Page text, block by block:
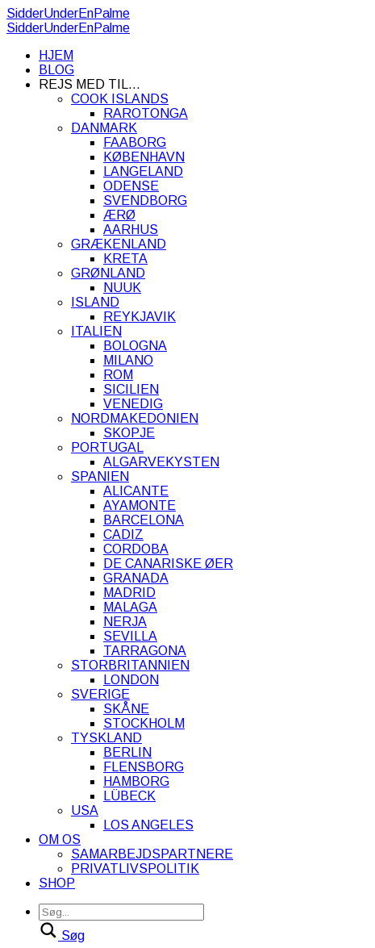
SidderUnderEnPalme
SidderUnderEnPalme
HJEM
BLOG
REJS MED TIL…
COOK ISLANDS
RAROTONGA
DANMARK
FAABORG
KØBENHAVN
LANGELAND
ODENSE
SVENDBORG
ÆRØ
AARHUS
GRÆKENLAND
KRETA
GRØNLAND
NUUK
ISLAND
REYKJAVIK
ITALIEN
BOLOGNA
MILANO
ROM
SICILIEN
VENEDIG
NORDMAKEDONIEN
SKOPJE
PORTUGAL
ALGARVEKYSTEN
SPANIEN
ALICANTE
AYAMONTE
BARCELONA
CADIZ
CORDOBA
DE CANARISKE ØER
GRANADA
MADRID
MALAGA
NERJA
SEVILLA
TARRAGONA
STORBRITANNIEN
LONDON
SVERIGE
SKÅNE
STOCKHOLM
TYSKLAND
BERLIN
FLENSBORG
HAMBORG
LÜBECK
USA
LOS ANGELES
OM OS
SAMARBEJDSPARTNERE
PRIVATLIVSPOLITIK
SHOP
Søg